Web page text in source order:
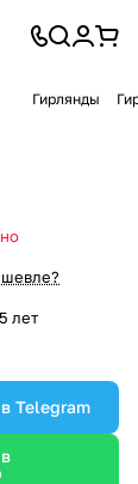
Гирлянды
лет
Telegram